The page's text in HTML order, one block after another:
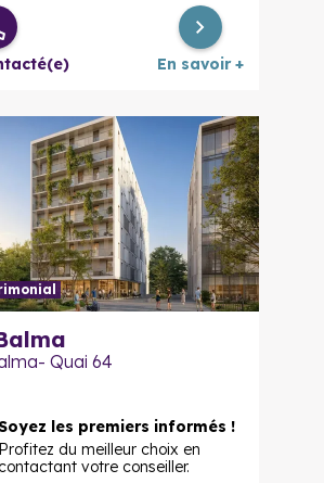
En savoir +
Quai 64
les premiers informés !
Profitez du meilleur choix en
contactant votre conseiller.